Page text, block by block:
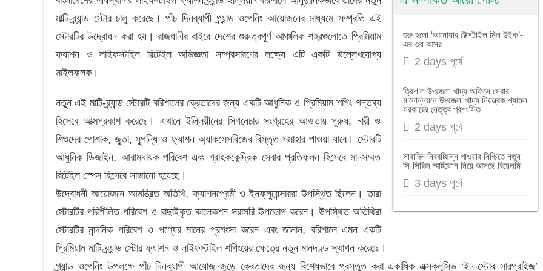
দলমত নির্বিশেষে সকলের সহযোগিতা নিয়ে ঢাকা ১৫ নাম্বার ওয়ার্ডের সকল উন্নয়ন কাজ করার ঘোষণা দেন
ভালুকা উপজেলা খাদ্য অফিসে সেবার মানোন্নয়নে উপজেলা খাদ্য নিয়ন্ত্রক মোঃ হাসান আলী মিয়ার নেতৃত্ব
শুরু হলো ‘আনোয়ার টেক্সটাইল মিল উইক’-এর ৩য় আসর
ত্রিশাল উপজেলা খাদ্য অফিসে সেবার মানোন্নয়নে উপজেলা খাদ্য নিয়ন্ত্রক শ্যামল সরকারের নেতৃত্ব প্রশংসিত
জনবান্ধব সেবায় আস্থার প্রতীক: ময়মনসিংহ সদর উপজেলা খাদ্য অফিসে মোঃ রেজাউল ইসলামের নেতৃত্বে
মুক্তাগাছা উপজেলা খাদ্য অফিসে সেবার মানোন্নয়নে প্রশংসিত উপজেলা খাদ্য নিয়ন্ত্রক মুহাম্মদ আশরাফ আলী
শুরু হলো ‘আনোয়ার টেক্সটাইল মিল উইক’-
এর ৩য় আসর
2 days পূর্বে
ত্রিশাল উপজেলা খাদ্য অফিসে সেবার
মানোন্নয়নে উপজেলা খাদ্য নিয়ন্ত্রক শ্যামল
সরকারের নেতৃত্ব প্রশংসিত
2 days পূর্বে
সারাদিন নিরবচ্ছিন্ন পাওয়ার নিশ্চিতে নতুন
সি-সিরিজ স্মার্টফোন নিয়ে আসছে রিয়েলমি
3 days পূর্বে
মাল্টি-ব্র্যান্ড স্টোর চালু করেছে। পাঁচ দিনব্যাপী গ্র্যান্ড ওপেনিং আয়োজনের মাধ্যমে সম্প্রতি এই
স্টোরটির উদ্বোধন করা হয়। রাজধানীর বাইরে দেশের গুরুত্বপূর্ণ আঞ্চলিক শহরগুলোতে প্রিমিয়াম
ফ্যাশন ও লাইফস্টাইল রিটেইল অভিজ্ঞতা সম্প্রসারণের লক্ষ্যে এটি একটি উল্লেখযোগ্য
মাইলফলক।
নতুন এই মাল্টি-ব্র্যান্ড স্টোরটি বরিশালের ক্রেতাদের জন্য একটি আধুনিক ও প্রিমিয়াম শপিং গন্তব্য
হিসেবে আত্মপ্রকাশ করেছে। এখানে ইল্লিয়ীনের সিগনেচার সংগ্রহের আওতায় পুরুষ, নারী ও
শিশুদের পোশাক, জুতা, সুগন্ধি ও ফ্যাশন অ্যাকসেসরিজের বিস্তৃত সমাহার পাওয়া যাবে। স্টোরটি
আধুনিক ডিজাইন, আরামদায়ক পরিবেশ এবং গ্রাহককেন্দ্রিক সেবার প্রতিফলন হিসেবে মানসম্মত
রিটেইল স্পেস হিসেবে সাজানো হয়েছে।
উদ্বোধনী আয়োজনে আমন্ত্রিত অতিথি, ফ্যাশনপ্রেমী ও ইনফ্লুয়েন্সাররা উপস্থিত ছিলেন। তারা
স্টোরটির পরিশীলিত পরিবেশ ও বাছাইকৃত কালেকশন সরাসরি উপভোগ করেন। উপস্থিত অতিথিরা
স্টোরটির নান্দনিক পরিবেশ ও পণ্যের মানের প্রশংসা করেন এবং জানান, বরিশালে এমন একটি
প্রিমিয়াম মাল্টি-ব্র্যান্ড স্টোর ফ্যাশন ও লাইফস্টাইল শপিংয়ের ক্ষেত্রে নতুন মানদণ্ড স্থাপন করেছে।
গ্র্যান্ড ওপেনিং উপলক্ষে পাঁচ দিনব্যাপী আয়োজনজুড়ে ক্রেতাদের জন্য বিশেষভাবে প্রস্তুত করা একাধিক এক্সক্লুসিভ ‘ইন-স্টোর সারপ্রাইজ’